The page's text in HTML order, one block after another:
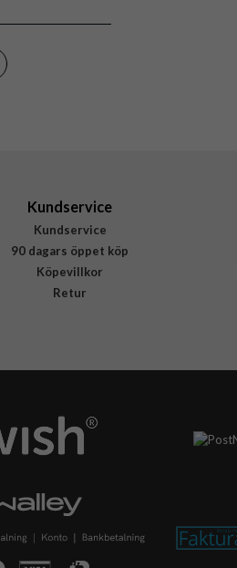
Flerfärgad
Kundservice
Kundservice
90 dagars öppet köp
Köpevillkor
Retur